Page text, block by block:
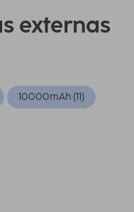
externas
10000mAh (11)